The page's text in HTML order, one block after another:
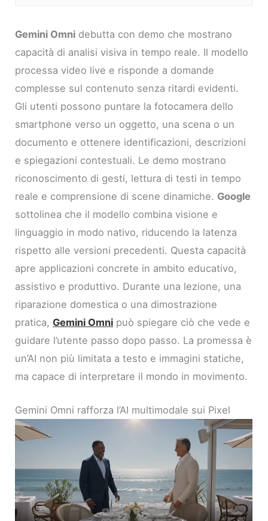
Gemini Omni debutta con demo che mostrano
capacità di analisi visiva in tempo reale. Il modello
processa video live e risponde a domande
complesse sul contenuto senza ritardi evidenti.
Gli utenti possono puntare la fotocamera dello
smartphone verso un oggetto, una scena o un
documento e ottenere identificazioni, descrizioni
e spiegazioni contestuali. Le demo mostrano
riconoscimento di gesti, lettura di testi in tempo
reale e comprensione di scene dinamiche. Google
sottolinea che il modello combina visione e
linguaggio in modo nativo, riducendo la latenza
rispetto alle versioni precedenti. Questa capacità
apre applicazioni concrete in ambito educativo,
assistivo e produttivo. Durante una lezione, una
riparazione domestica o una dimostrazione
pratica,Gemini Omni può spiegare ciò che vede e
guidare l’utente passo dopo passo. La promessa è
un’AI non più limitata a testo e immagini statiche,
ma capace di interpretare il mondo in movimento.
Gemini Omni rafforza l’AI multimodale sui Pixel